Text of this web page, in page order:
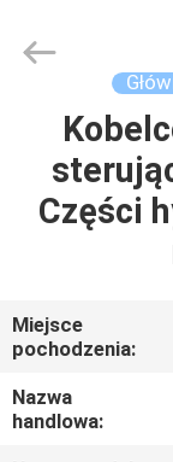
DOM
PRODUKTY
POKAZ
VR
Machinery
Części
Miejsce
pochodzenia:
Nazwa
handlowa: